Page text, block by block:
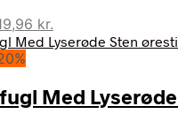
kr..
kr.
aktuelle
119,96 kr..
Med